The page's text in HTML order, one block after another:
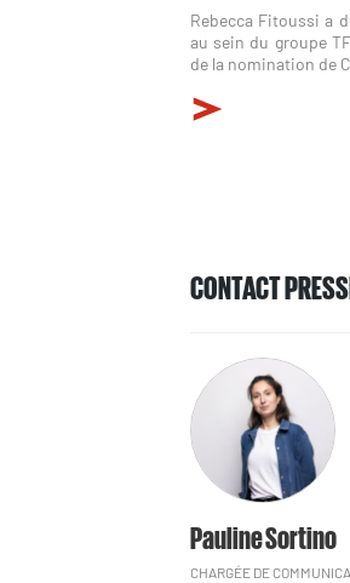
Rebecca Fitoussi a
au sein du groupe
de la nomination de
CONTACT
Pauline Sortino
CHARGÉE DE